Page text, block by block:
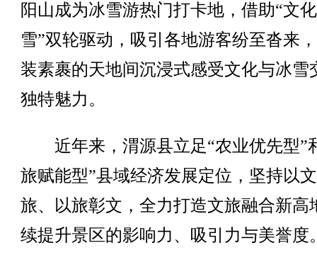
阳山成为冰雪游热门打卡地，借助“文
雪”双轮驱动，吸引各地游客纷至沓来
装素裹的天地间沉浸式感受文化与冰雪
独特魅力。
近年来，渭源县立足“农业优先型”
旅赋能型”县域经济发展定位，坚持以
旅、以旅彰文，全力打造文旅融合新高
续提升景区的影响力、吸引力与美誉度